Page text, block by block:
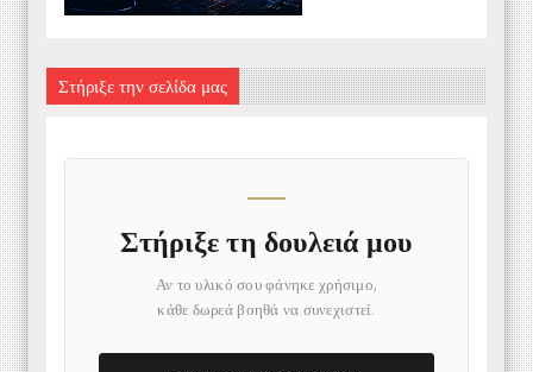
Στήριξε την σελίδα μας
Στήριξε τη δουλειά μου
Αν το υλικό σου φάνηκε χρήσιμο,
κάθε δωρεά βοηθά να συνεχιστεί.